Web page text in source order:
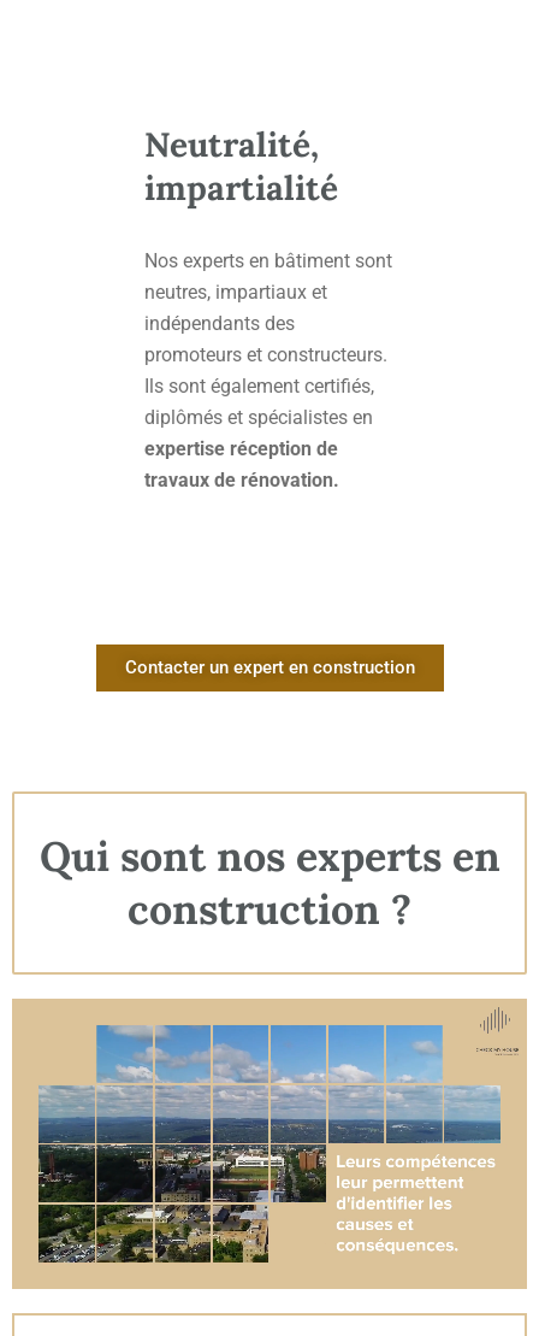
Neutralité,
impartialité
Nos experts en bâtiment sont
neutres, impartiaux et
indépendants des
promoteurs et constructeurs.
Ils sont également certifiés,
diplômés et spécialistes en
expertise réception de
travaux de rénovation.
Contacter un expert en construction
Qui sont nos experts en
construction ?